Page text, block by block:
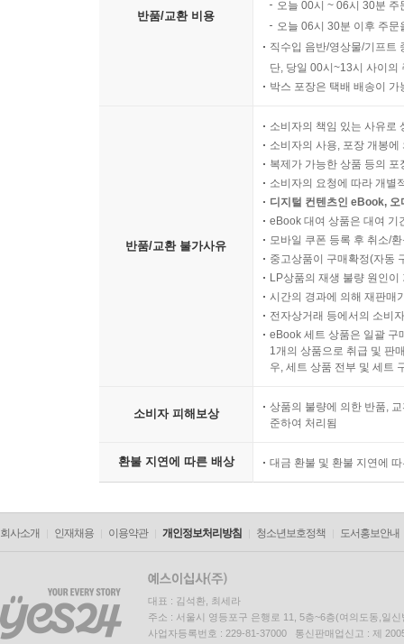
반품/교환 비용
오늘 00시 ~ 06시 30분
오늘 06시 30분 이후 주
직수입 음반/영상물/기프트
단, 당일 00시~13시 사이의
박스 포장은 택배 배송이
반품/교환 불가사유
소비자의 책임 있는 사유로
소비자의 사용, 포장 개봉
복제가 가능한 상품 등의
소비자의 요청에 따라 개별
디지털 컨텐츠인 eBook,
eBook 대여 상품은 대여 기
모바일 쿠폰 등록 후 취소/
중고상품이 구매확정(자동
LP상품의 재생 불량 원인
시간의 경과에 의해 재판매
전자상거래 등에서의 소비
eBook 세트 상품은 일괄 구
1개의 상품으로 취급 및 판
우, 세트 상품 전부 및 세트
소비자 피해보상
상품의 불량에 의한 반품,
준하여 처리됨
환불 지연에 따른 배상 대금 환불 및 환불 지연에
회사소개 인재채용 이용약관 개인정보처리방침 청소년보호정책 도서홍보안내
대표 : 김석환, 최세라
주소 : 서울시 영등포구 은행로 11, 5층~6층(여의도동,일신
사업자등록번호 : 229-81-37000 통신판매업신고 : 제